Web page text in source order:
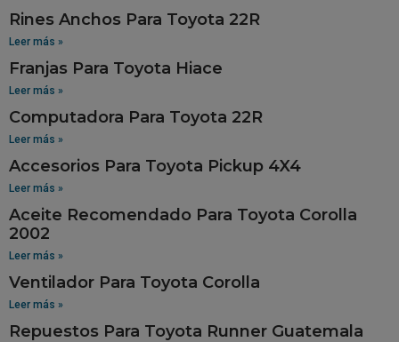
Rines Anchos Para Toyota 22R
Leer más »
Franjas Para Toyota Hiace
Leer más »
Computadora Para Toyota 22R
Leer más »
Accesorios Para Toyota Pickup 4X4
Leer más »
Aceite Recomendado Para Toyota Corolla
2002
Leer más »
Ventilador Para Toyota Corolla
Leer más »
Repuestos Para Toyota Runner Guatemala